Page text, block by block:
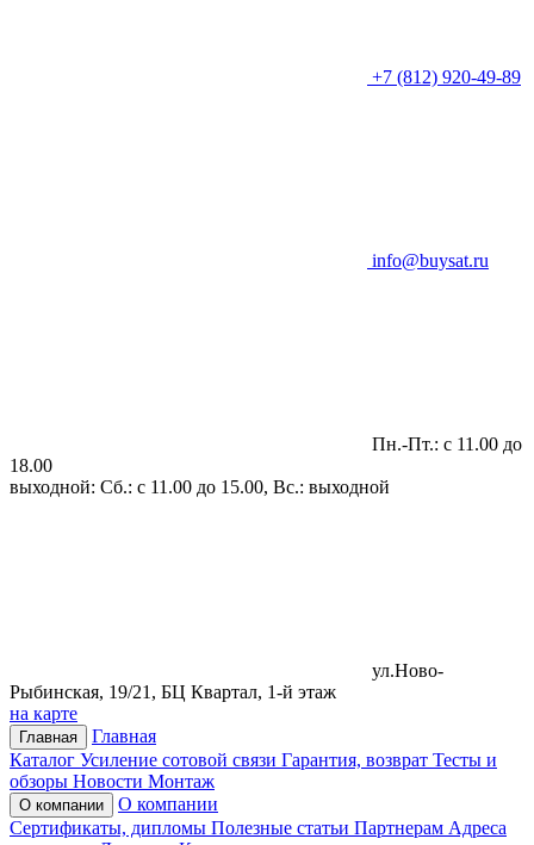
+7 (812) 920-49-89
info@buysat.ru
Пн.-Пт.: с 11.00 до
18.00
выходной: Сб.: с 11.00 до 15.00, Вс.: выходной
ул.Ново-
Рыбинская, 19/21, БЦ Квартал, 1-й этаж
на карте
Главная
Главная
Каталог Усиление сотовой связи Гарантия, возврат Тесты и
обзоры Новости Монтаж
О компании
О компании
Сертификаты, дипломы Полезные статьи Партнерам Адреса